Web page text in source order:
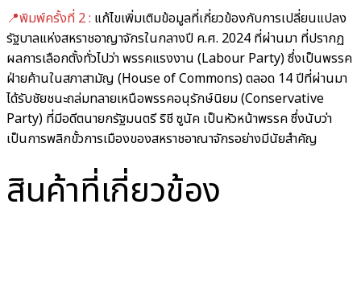
📍พิมพ์ครั้งที่ 2 : แก้ไขเพิ่มเติมข้อมูลที่เกี่ยวข้องกับการเปลี่ยนแปลง
รัฐบาลแห่งสหราชอาญาจักรในกลางปี ค.ศ. 2024 ที่ผ่านมา ที่ปรากฏ
ผลการเลือกตั้งทั่วไปว่า พรรคแรงงาน (Labour Party) ซึ่งเป็นพรรค
ฝ่ายค้านในสภาสามัญ (House of Commons) ตลอด 14 ปีที่ผ่านมา
ได้รับชัยชนะถล่มทลายเหนือพรรคอนุรักษ์นิยม (Conservative
Party) ที่มีอดีตนายกรัฐมนตรี ริชี ซูนัค เป็นหัวหน้าพรรค ซึ่งนับว่า
เป็นการพลิกขั้วการเมืองของสหราชอาณาจักรอย่างมีนัยสำคัญ
สินค้าที่เกี่ยวข้อง